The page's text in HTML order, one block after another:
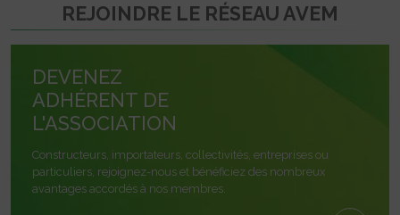
REJOINDRE LE RÉSEAU AVEM
DEVENEZ
ADHÉRENT DE
L'ASSOCIATION
Constructeurs, importateurs, collectivités, entreprises ou
particuliers, rejoignez-nous et bénéficiez des nombreux
avantages accordés à nos membres.